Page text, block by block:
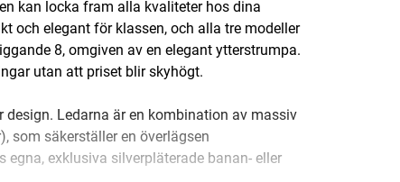
kan locka fram alla kvaliteter hos dina
och elegant för klassen, och alla tre modeller
8, omgiven av en elegant ytterstrumpa.
utan att priset blir skyhögt.
design. Ledarna är en kombination av massiv
som säkerställer en överlägsen
exklusiva silverpläterade banan- eller